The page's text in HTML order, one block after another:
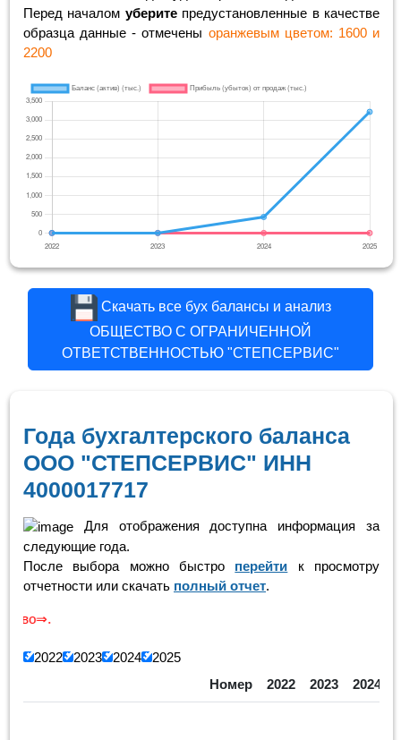
Перед началом уберитепредустановленные в качестве
образца данные - отмечены оранжевым цветом: 1600 и
2200
Скачать все бух балансы и анализ
ОБЩЕСТВО С ОГРАНИЧЕННОЙ
ОТВЕТСТВЕННОСТЬЮ "СТЕПСЕРВИС"
Года бухгалтерского баланса
ООО "СТЕПСЕРВИС" ИНН
4000017717
Для отображения доступна информация за
следующие года.
После выбора можно быстро перейти к просмотру
отчетности или скачать полный отчет.
2022 2023 2024
2025
Номер
2022 2023 2024